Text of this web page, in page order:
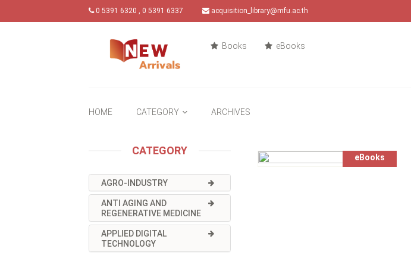
0 5391 6320 , 0 5391 6337 acquisition_library@mfu.ac.th
Books eBooks
HOME CATEGORY ARCHIVES
CATEGORY
AGRO-INDUSTRY
ANTI AGING AND
REGENERATIVE MEDICINE
APPLIED DIGITAL
TECHNOLOGY
eBooks